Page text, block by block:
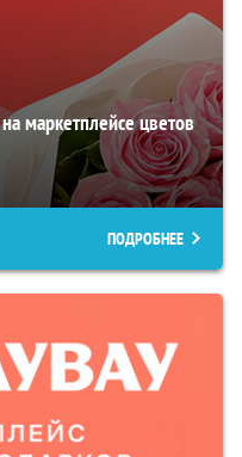
маркетплейсе цветов
ПОДРОБНЕЕ